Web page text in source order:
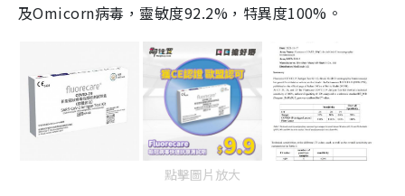
及Omicorn病毒，靈敏度92.2%，特異度100%。
點擊圖片放大